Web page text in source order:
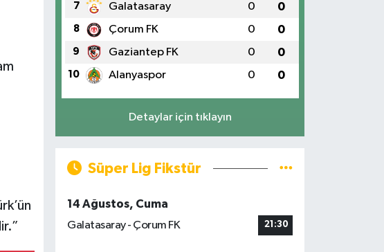
7 Galatasaray 0 0
8 Çorum FK 0 0
9 Gaziantep FK 0 0
10 Alanyaspor 0 0
Detaylar için tıklayın
Süper Lig Fikstür
14 Ağustos, Cuma
Galatasaray - Çorum FK
21:30